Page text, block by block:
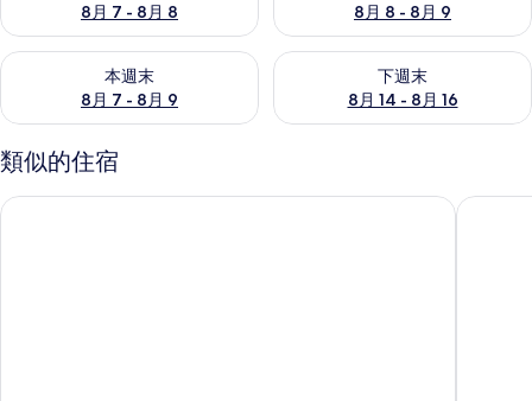
8月 7 - 8月 8
8月 8 - 8月 9
本週末
8月 7 - 8月 9
查看本週末 (8月 7 - 8月 9) 的供應情況
下週末
8月 14 - 8月 16
查看下週末 (8月 14 - 8月 16)
類似的住宿
茶香花園民宿 奮起湖